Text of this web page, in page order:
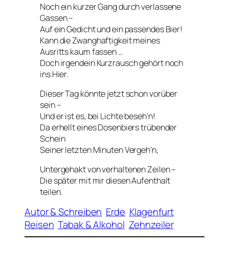
Noch ein kurzer Gang durch verlassene
Gassen –
Auf ein Gedicht und ein passendes Bier!
Kann die Zwanghaftigkeit meines
Ausritts kaum fassen …
Doch irgendein Kurzrausch gehört noch
ins Hier.
Dieser Tag könnte jetzt schon vorüber
sein –
Und er ist es, bei Lichte beseh’n!
Da erhellt eines Dosenbiers trübender
Schein
Seiner letzten Minuten Vergeh’n,
Untergehakt von verhaltenen Zeilen –
Die später mit mir diesen Aufenthalt
teilen.
Autor & Schreiben Erde Klagenfurt
Reisen Tabak & Alkohol Zehnzeiler